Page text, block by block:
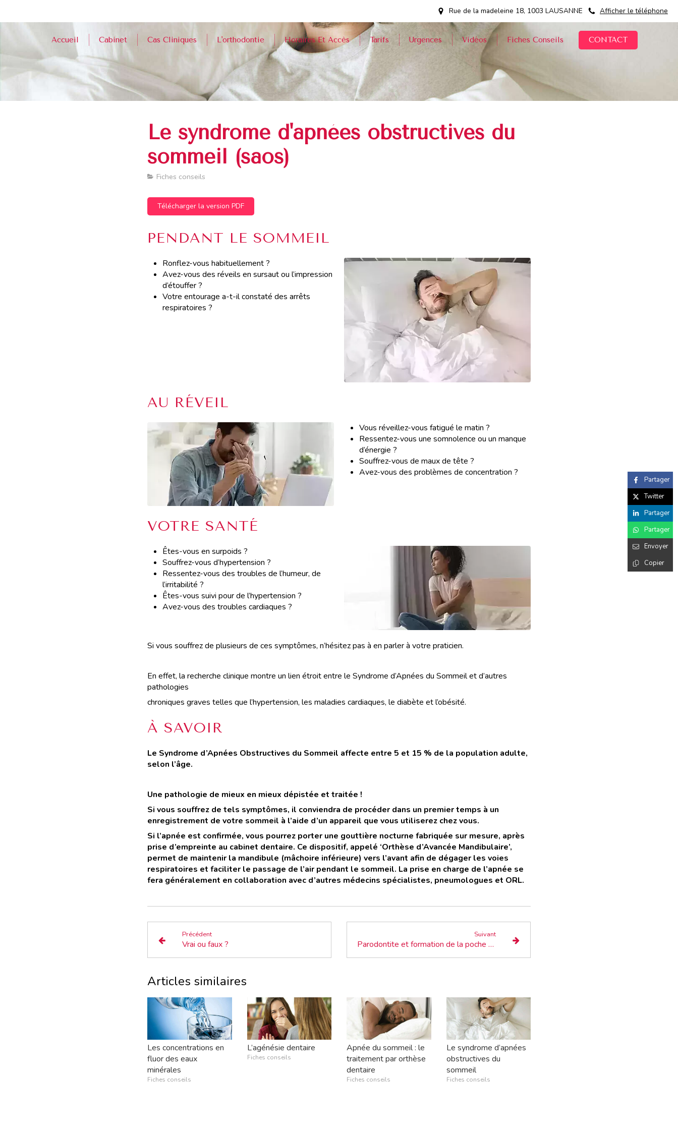
Afficher le téléphone
Rue de la madeleine 18, 1003 LAUSANNE
Accueil Cabinet Cas Cliniques L'orthodontie Horaires Et Accès Tarifs Urgences Vidéos Fiches Conseils CONTACT
Le syndrome d'apnées obstructives du
sommeil (saos)
Fiches conseils
Télécharger la version PDF
PENDANT LE SOMMEIL
Ronflez-vous habituellement ?
Avez-vous des réveils en sursaut ou l’impression
d’étouffer ?
Votre entourage a-t-il constaté des arrêts
respiratoires ?
AU RÉVEIL
Vous réveillez-vous fatigué le matin ?
Ressentez-vous une somnolence ou un manque
d’énergie ?
Souffrez-vous de maux de tête ?
Avez-vous des problèmes de concentration ?
VOTRE SANTÉ
Êtes-vous en surpoids ?
Souffrez-vous d’hypertension ?
Ressentez-vous des troubles de l’humeur, de
l’irritabilité ?
Êtes-vous suivi pour de l’hypertension ?
Avez-vous des troubles cardiaques ?
Si vous souffrez de plusieurs de ces symptômes, n’hésitez pas à en parler à votre praticien.
En effet, la recherche clinique montre un lien étroit entre le Syndrome d’Apnées du Sommeil et d’autres
pathologies
chroniques graves telles que l’hypertension, les maladies cardiaques, le diabète et l’obésité.
À SAVOIR
Le Syndrome d’Apnées Obstructives du Sommeil affecte entre 5 et 15 % de la population adulte,
selon l’âge.
Une pathologie de mieux en mieux dépistée et traitée !
Si vous souffrez de tels symptômes, il conviendra de procéder dans un premier temps à un
enregistrement de votre sommeil à l’aide d’un appareil que vous utiliserez chez vous.
Si l’apnée est confirmée, vous pourrez porter une gouttière nocturne fabriquée sur mesure, après
prise d’empreinte au cabinet dentaire. Ce dispositif, appelé ‘Orthèse d’Avancée Mandibulaire’,
permet de maintenir la mandibule (mâchoire inférieure) vers l’avant afin de dégager les voies
respiratoires et faciliter le passage de l’air pendant le sommeil. La prise en charge de l’apnée se
fera généralement en collaboration avec d’autres médecins spécialistes, pneumologues et ORL.
Précédent
Vrai ou faux ?
Suivant
Parodontite et formation de la poche parodontale
Articles similaires
Les concentrations en
fluor des eaux
minérales
Fiches conseils
L’agénésie dentaire
Fiches conseils
Apnée du sommeil : le
traitement par orthèse
dentaire
Fiches conseils
Le syndrome d’apnées
obstructives du
sommeil
Fiches conseils
Partager
Twitter
Partager
Partager
Envoyer
Copier